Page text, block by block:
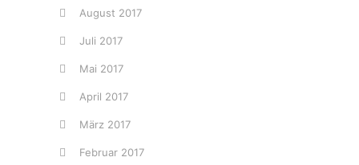
August 2017
Juli 2017
Mai 2017
April 2017
März 2017
Februar 2017